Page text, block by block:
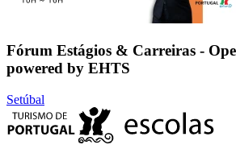
Fórum Estágios & Carreiras -
powered by EHTS
Setúbal